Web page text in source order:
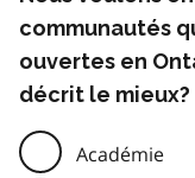
communautés
ouvertes en
décrit le mieux?
Académie